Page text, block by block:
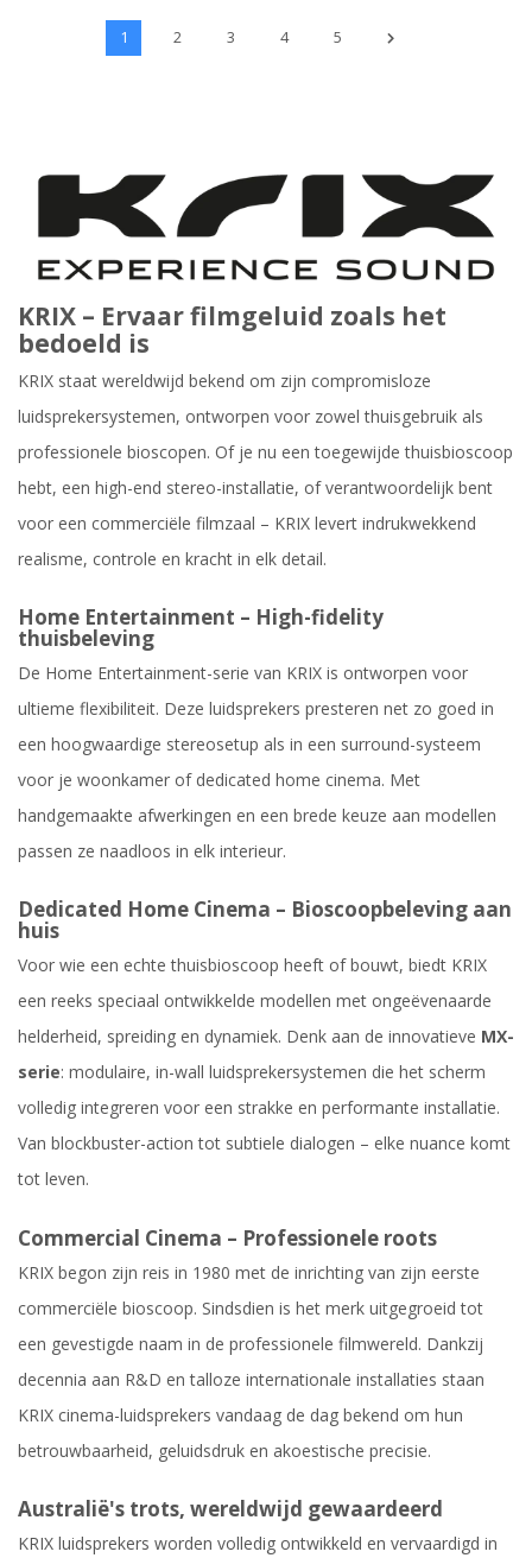
1 2 3 4 5
KRIX – Ervaar filmgeluid zoals het
bedoeld is
KRIX staat wereldwijd bekend om zijn compromisloze
luidsprekersystemen, ontworpen voor zowel thuisgebruik als
professionele bioscopen. Of je nu een toegewijde thuisbioscoop
hebt, een high-end stereo-installatie, of verantwoordelijk bent
voor een commerciële filmzaal – KRIX levert indrukwekkend
realisme, controle en kracht in elk detail.
Home Entertainment – High-fidelity
thuisbeleving
De Home Entertainment-serie van KRIX is ontworpen voor
ultieme flexibiliteit. Deze luidsprekers presteren net zo goed in
een hoogwaardige stereosetup als in een surround-systeem
voor je woonkamer of dedicated home cinema. Met
handgemaakte afwerkingen en een brede keuze aan modellen
passen ze naadloos in elk interieur.
Dedicated Home Cinema – Bioscoopbeleving aan
huis
Voor wie een echte thuisbioscoop heeft of bouwt, biedt KRIX
een reeks speciaal ontwikkelde modellen met ongeëvenaarde
helderheid, spreiding en dynamiek. Denk aan de innovatieve MX-
serie: modulaire, in-wall luidsprekersystemen die het scherm
volledig integreren voor een strakke en performante installatie.
Van blockbuster-action tot subtiele dialogen – elke nuance komt
tot leven.
Commercial Cinema – Professionele roots
KRIX begon zijn reis in 1980 met de inrichting van zijn eerste
commerciële bioscoop. Sindsdien is het merk uitgegroeid tot
een gevestigde naam in de professionele filmwereld. Dankzij
decennia aan R&D en talloze internationale installaties staan
KRIX cinema-luidsprekers vandaag de dag bekend om hun
betrouwbaarheid, geluidsdruk en akoestische precisie.
Australië's trots, wereldwijd gewaardeerd
KRIX luidsprekers worden volledig ontwikkeld en vervaardigd in